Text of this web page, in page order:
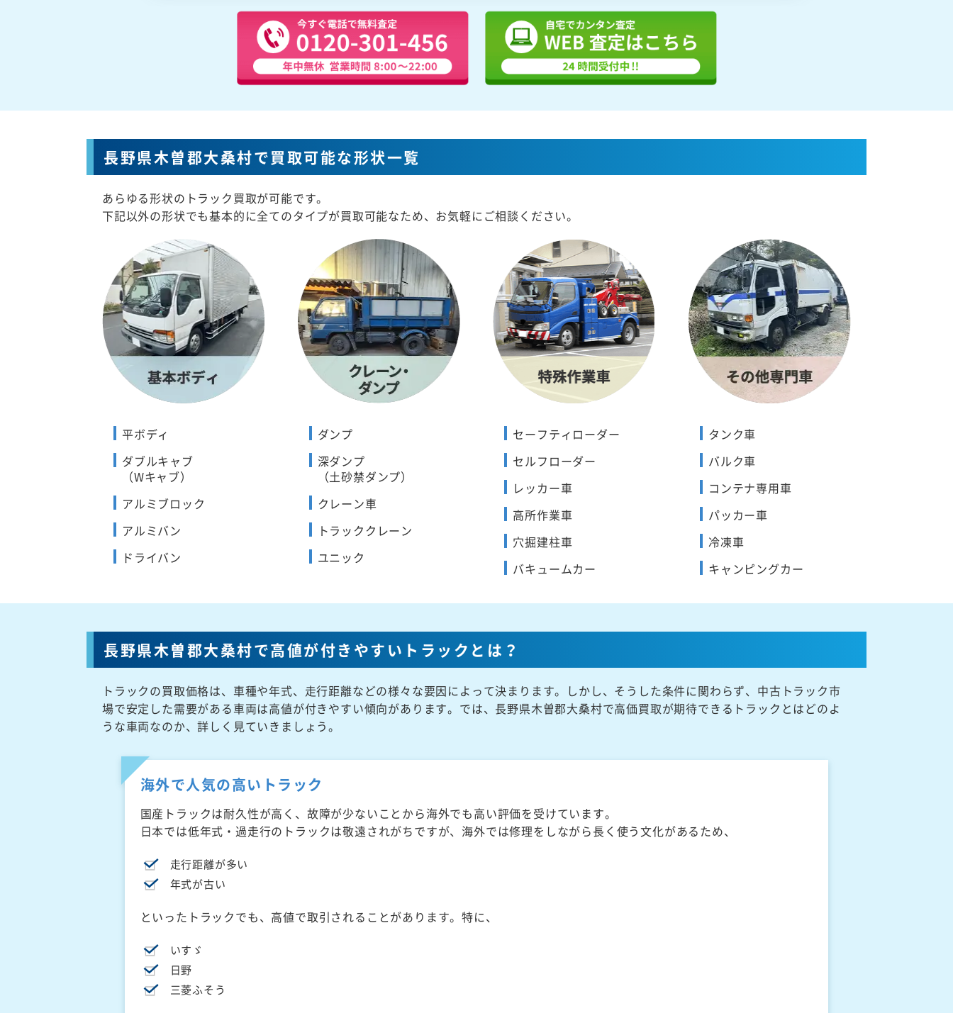
長野県木曽郡大桑村で買取可能な形状一覧
あらゆる形状のトラック買取が可能です。
下記以外の形状でも基本的に全てのタイプが買取可能なため、お気軽にご相談ください。
平ボディ
ダブルキャブ
（Wキャブ）
アルミブロック
アルミバン
ドライバン
ダンプ
深ダンプ
（土砂禁ダンプ）
クレーン車
トラッククレーン
ユニック
セーフティローダー
セルフローダー
レッカー車
高所作業車
穴掘建柱車
バキュームカー
タンク車
バルク車
コンテナ専用車
パッカー車
冷凍車
キャンピングカー
長野県木曽郡大桑村で高値が付きやすいトラックとは？
トラックの買取価格は、車種や年式、走行距離などの様々な要因によって決まります。しかし、そうした条件に関わらず、中古トラック市
場で安定した需要がある車両は高値が付きやすい傾向があります。では、長野県木曽郡大桑村で高価買取が期待できるトラックとはどのよ
うな車両なのか、詳しく見ていきましょう。
海外で人気の高いトラック
国産トラックは耐久性が高く、故障が少ないことから海外でも高い評価を受けています。
日本では低年式・過走行のトラックは敬遠されがちですが、海外では修理をしながら長く使う文化があるため、
走行距離が多い
年式が古い
といったトラックでも、高値で取引されることがあります。特に、
いすゞ
日野
三菱ふそう